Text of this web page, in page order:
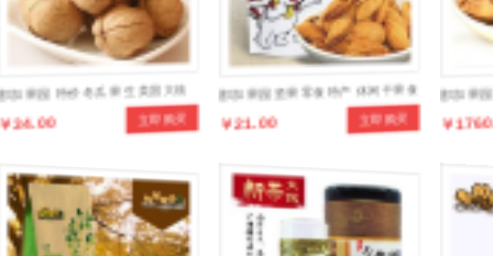
那加果园 特价冬瓜果 生美国大核
桃 生鲜果500克 立即购买
￥34.00
那加果园坚果零食特产 休闲干果食
品奶油带壳杏仁 立即购买
￥21.00
那加果
国山核
￥